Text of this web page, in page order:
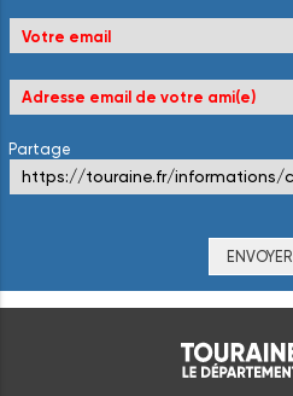
Partage
ENVOYER